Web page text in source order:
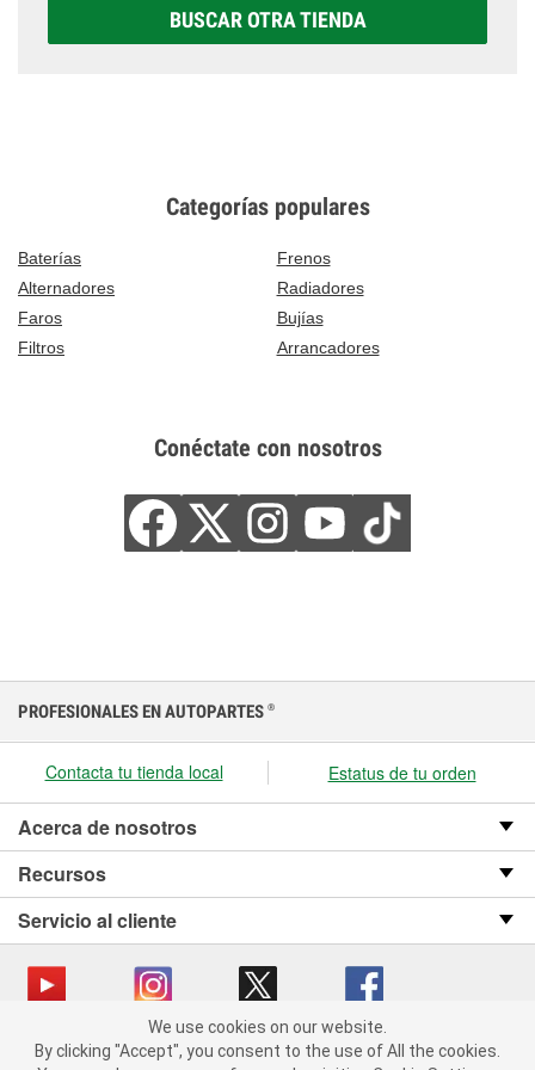
BUSCAR OTRA TIENDA
Categorías populares
Baterías
Frenos
Alternadores
Radiadores
Faros
Bujías
Filtros
Arrancadores
Conéctate con nosotros
We use cookies on our website. By clicking "Accept", you consent
to the use of All the cookies.
PROFESIONALES EN AUTOPARTES ®
Contacta tu tienda local Estatus de tu orden
Acerca de nosotros
Recursos
Servicio al cliente
Copyright © 2008-2026 O’Reilly Auto Parts v OST_3.2.0.0.729 (3) cv1361
We use cookies on our website.
By clicking "Accept", you consent to the use of All the cookies.